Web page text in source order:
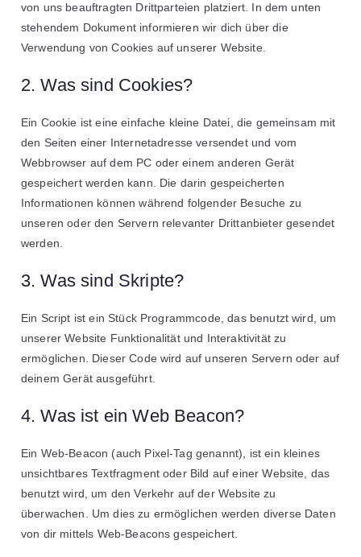
von uns beauftragten Drittparteien platziert. In dem unten
stehendem Dokument informieren wir dich über die
Verwendung von Cookies auf unserer Website.
2. Was sind Cookies?
Ein Cookie ist eine einfache kleine Datei, die gemeinsam mit
den Seiten einer Internetadresse versendet und vom
Webbrowser auf dem PC oder einem anderen Gerät
gespeichert werden kann. Die darin gespeicherten
Informationen können während folgender Besuche zu
unseren oder den Servern relevanter Drittanbieter gesendet
werden.
3. Was sind Skripte?
Ein Script ist ein Stück Programmcode, das benutzt wird, um
unserer Website Funktionalität und Interaktivität zu
ermöglichen. Dieser Code wird auf unseren Servern oder auf
deinem Gerät ausgeführt.
4. Was ist ein Web Beacon?
Ein Web-Beacon (auch Pixel-Tag genannt), ist ein kleines
unsichtbares Textfragment oder Bild auf einer Website, das
benutzt wird, um den Verkehr auf der Website zu
überwachen. Um dies zu ermöglichen werden diverse Daten
von dir mittels Web-Beacons gespeichert.